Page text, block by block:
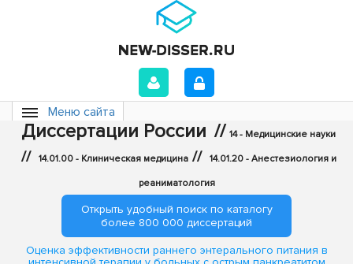
Меню сайта
Диссертации России // 14 - Медицинские науки
// 14.01.00 - Клиническая медицина // 14.01.20 - Анестезиология и
реаниматология
Открыть удобный поиск по каталогу
более 800 000 диссертаций
Оценка эффективности раннего энтерального питания в